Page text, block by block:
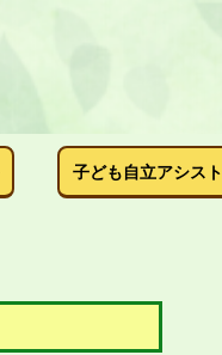
子ども自立アシスト